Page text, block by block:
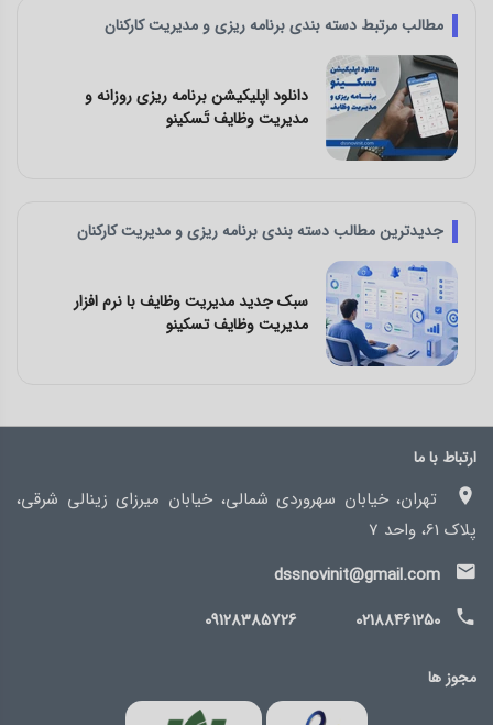
مطالب مرتبط دسته بندی برنامه ریزی و مدیریت کارکنان
معرفی بهترین اپلیکیشن و نرم افزار
ریزی و مدیریت کارها
جدیدترین مطالب دسته بندی برنامه ریزی و مدیریت کارکنان
افزار
چالش‌ های کار تیمی و راه‌ حل آن با
مدیریت وظایف تسکینو
ارتباط با ما
تهران، خیابان سهروردی شمالی، خیابان میرزای زینالی شرقی،
پلاک 61، واحد 7
dssnovinit@gmail.com
02188461250
09128385726
مجوز ها